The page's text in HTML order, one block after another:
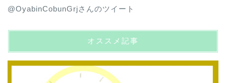
@OyabinCobunGrjさんのツイート
オススメ記事